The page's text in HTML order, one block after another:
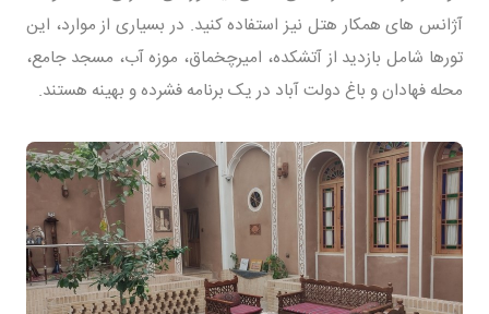
آژانس های همکار هتل نیز استفاده کنید. در بسیاری از موارد، این
تورها شامل بازدید از آتشکده، امیرچخماق، موزه آب، مسجد جامع،
محله فهادان و باغ دولت آباد در یک برنامه فشرده و بهینه هستند.